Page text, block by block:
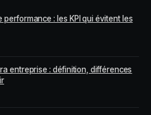
: les KPI qui évitent les
entreprise : définition, différences